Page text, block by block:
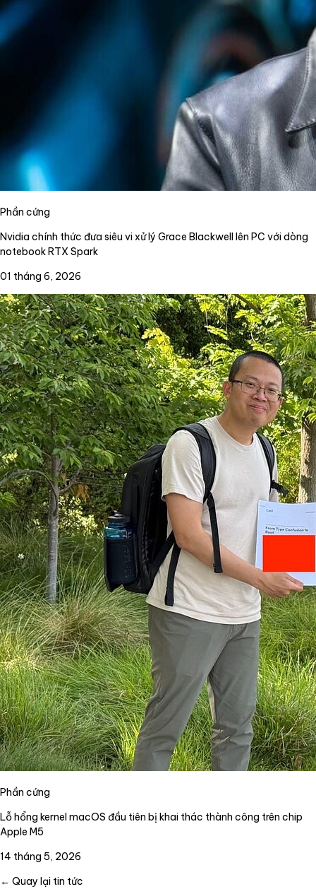
Phần cứng
Nvidia chính thức đưa siêu vi xử lý Grace Blackwell lên PC với dòng
notebook RTX Spark
01 tháng 6, 2026
Phần cứng
Lỗ hổng kernel macOS đầu tiên bị khai thác thành công trên chip
Apple M5
14 tháng 5, 2026
← Quay lại tin tức